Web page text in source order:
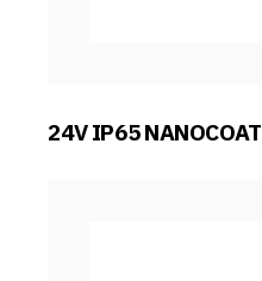
24V IP65 NANOCOAT